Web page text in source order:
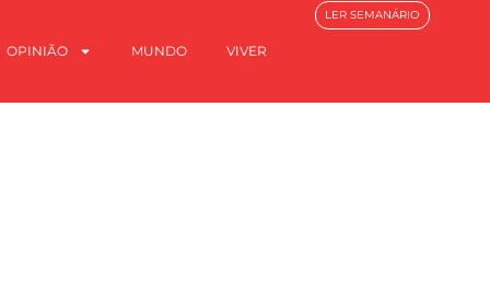
OPINIÃO MUNDO VIVER
LER SEMANÁRIO